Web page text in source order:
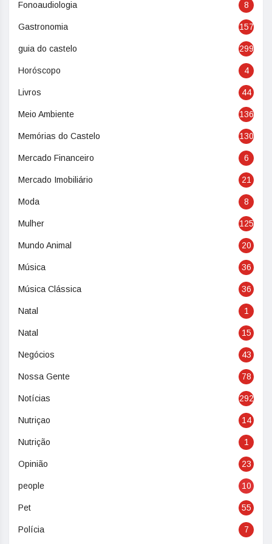
Fonoaudiologia 8
Gastronomia 157
guia do castelo 299
Horóscopo 4
Livros 44
Meio Ambiente 136
Memórias do Castelo 130
Mercado Financeiro 6
Mercado Imobiliário 21
Moda 8
Mulher 125
Mundo Animal 20
Música 36
Música Clássica 36
Natal 1
Natal 15
Negócios 43
Nossa Gente 78
Notícias 292
Nutriçao 14
Nutrição 1
Opinião 23
people 10
Pet 55
Polícia 7